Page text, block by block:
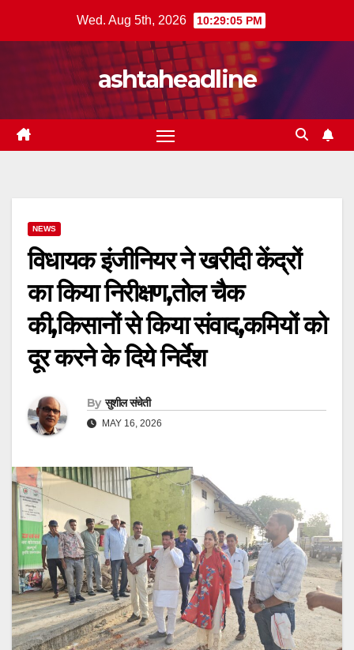
Wed. Aug 5th, 2026 10:29:06 PM
ashtaheadline
NEWS
विधायक इंजीनियर ने खरीदी केंद्रों
का किया निरीक्षण,तोल चैक
की,किसानों से किया संवाद,कमियों को
दूर करने के दिये निर्देश
By सुशील संचेती
MAY 16, 2026